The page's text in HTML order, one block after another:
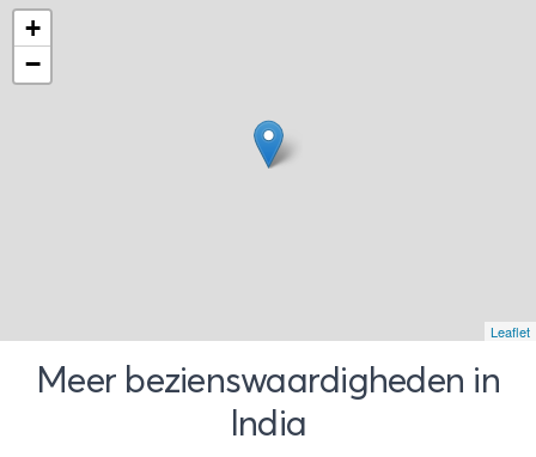
+
−
Leaflet
Meer bezienswaardigheden in
India